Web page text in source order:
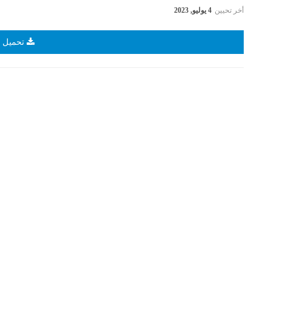
أخر تحيين 4 يوليو, 2023
تحميل